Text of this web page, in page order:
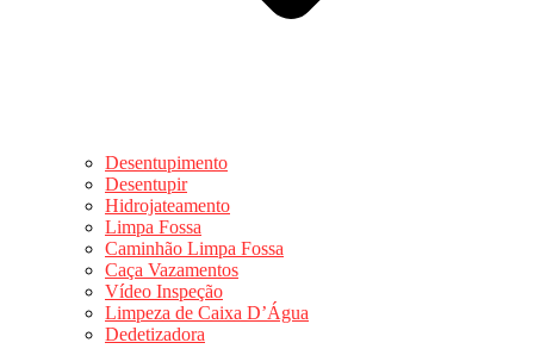
Desentupimento
Desentupir
Hidrojateamento
Limpa Fossa
Caminhão Limpa Fossa
Caça Vazamentos
Vídeo Inspeção
Limpeza de Caixa D’Água
Dedetizadora